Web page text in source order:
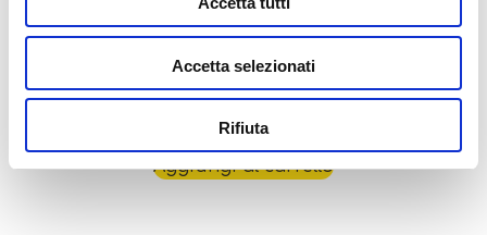
Accetta selezionati
Rifiuta
Carotina Baby Penna Parlante 20 Giochi
Aggiungi al carrello